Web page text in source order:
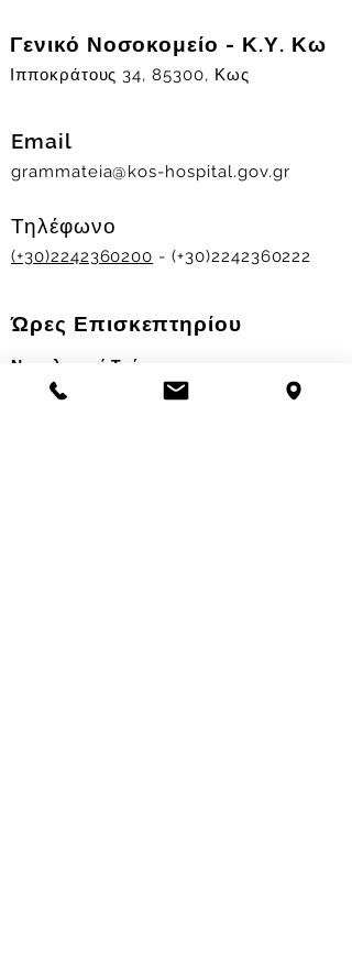
Γενικό Νοσοκομείο - Κ.Υ. Κω
Ιπποκράτους 34, 85300, Κως
Email
grammateia@kos-hospital.gov.gr
Τηλέφωνο
(+30)2242360200 - (+30)2242360222
Ώρες Επισκεπτηρίου
Νοσηλευτικά Τμήματα
Χειμερινό ωράριο: 11.00-13.00
17.30-19.30